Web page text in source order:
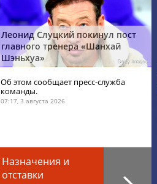
Леонид Слуцкий покинул пост
главного тренера «Шанхай
Шэньхуа»
Об этом сообщает пресс-служба
команды.
07:17, 3 августа 2026
Назначения и
отставки